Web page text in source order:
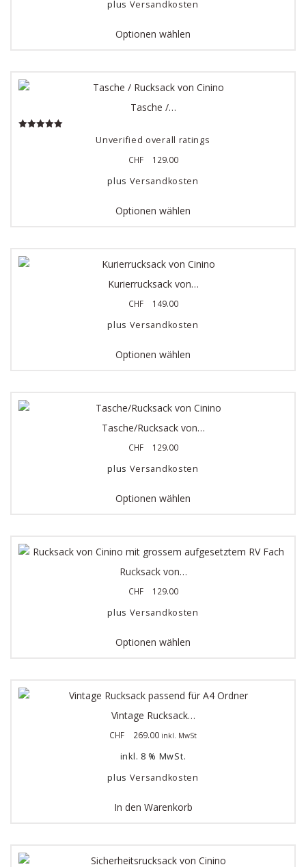
plus Versandkosten
Optionen wählen
Tasche /…
Unverified overall ratings
CHF
129.00
plus Versandkosten
Optionen wählen
Kurierrucksack von…
CHF
149.00
plus Versandkosten
Optionen wählen
Tasche/Rucksack von…
CHF
129.00
plus Versandkosten
Optionen wählen
Rucksack von…
CHF
129.00
plus Versandkosten
Optionen wählen
Vintage Rucksack…
CHF 269.00 inkl. MwSt
inkl. 8 % MwSt.
plus Versandkosten
In den Warenkorb